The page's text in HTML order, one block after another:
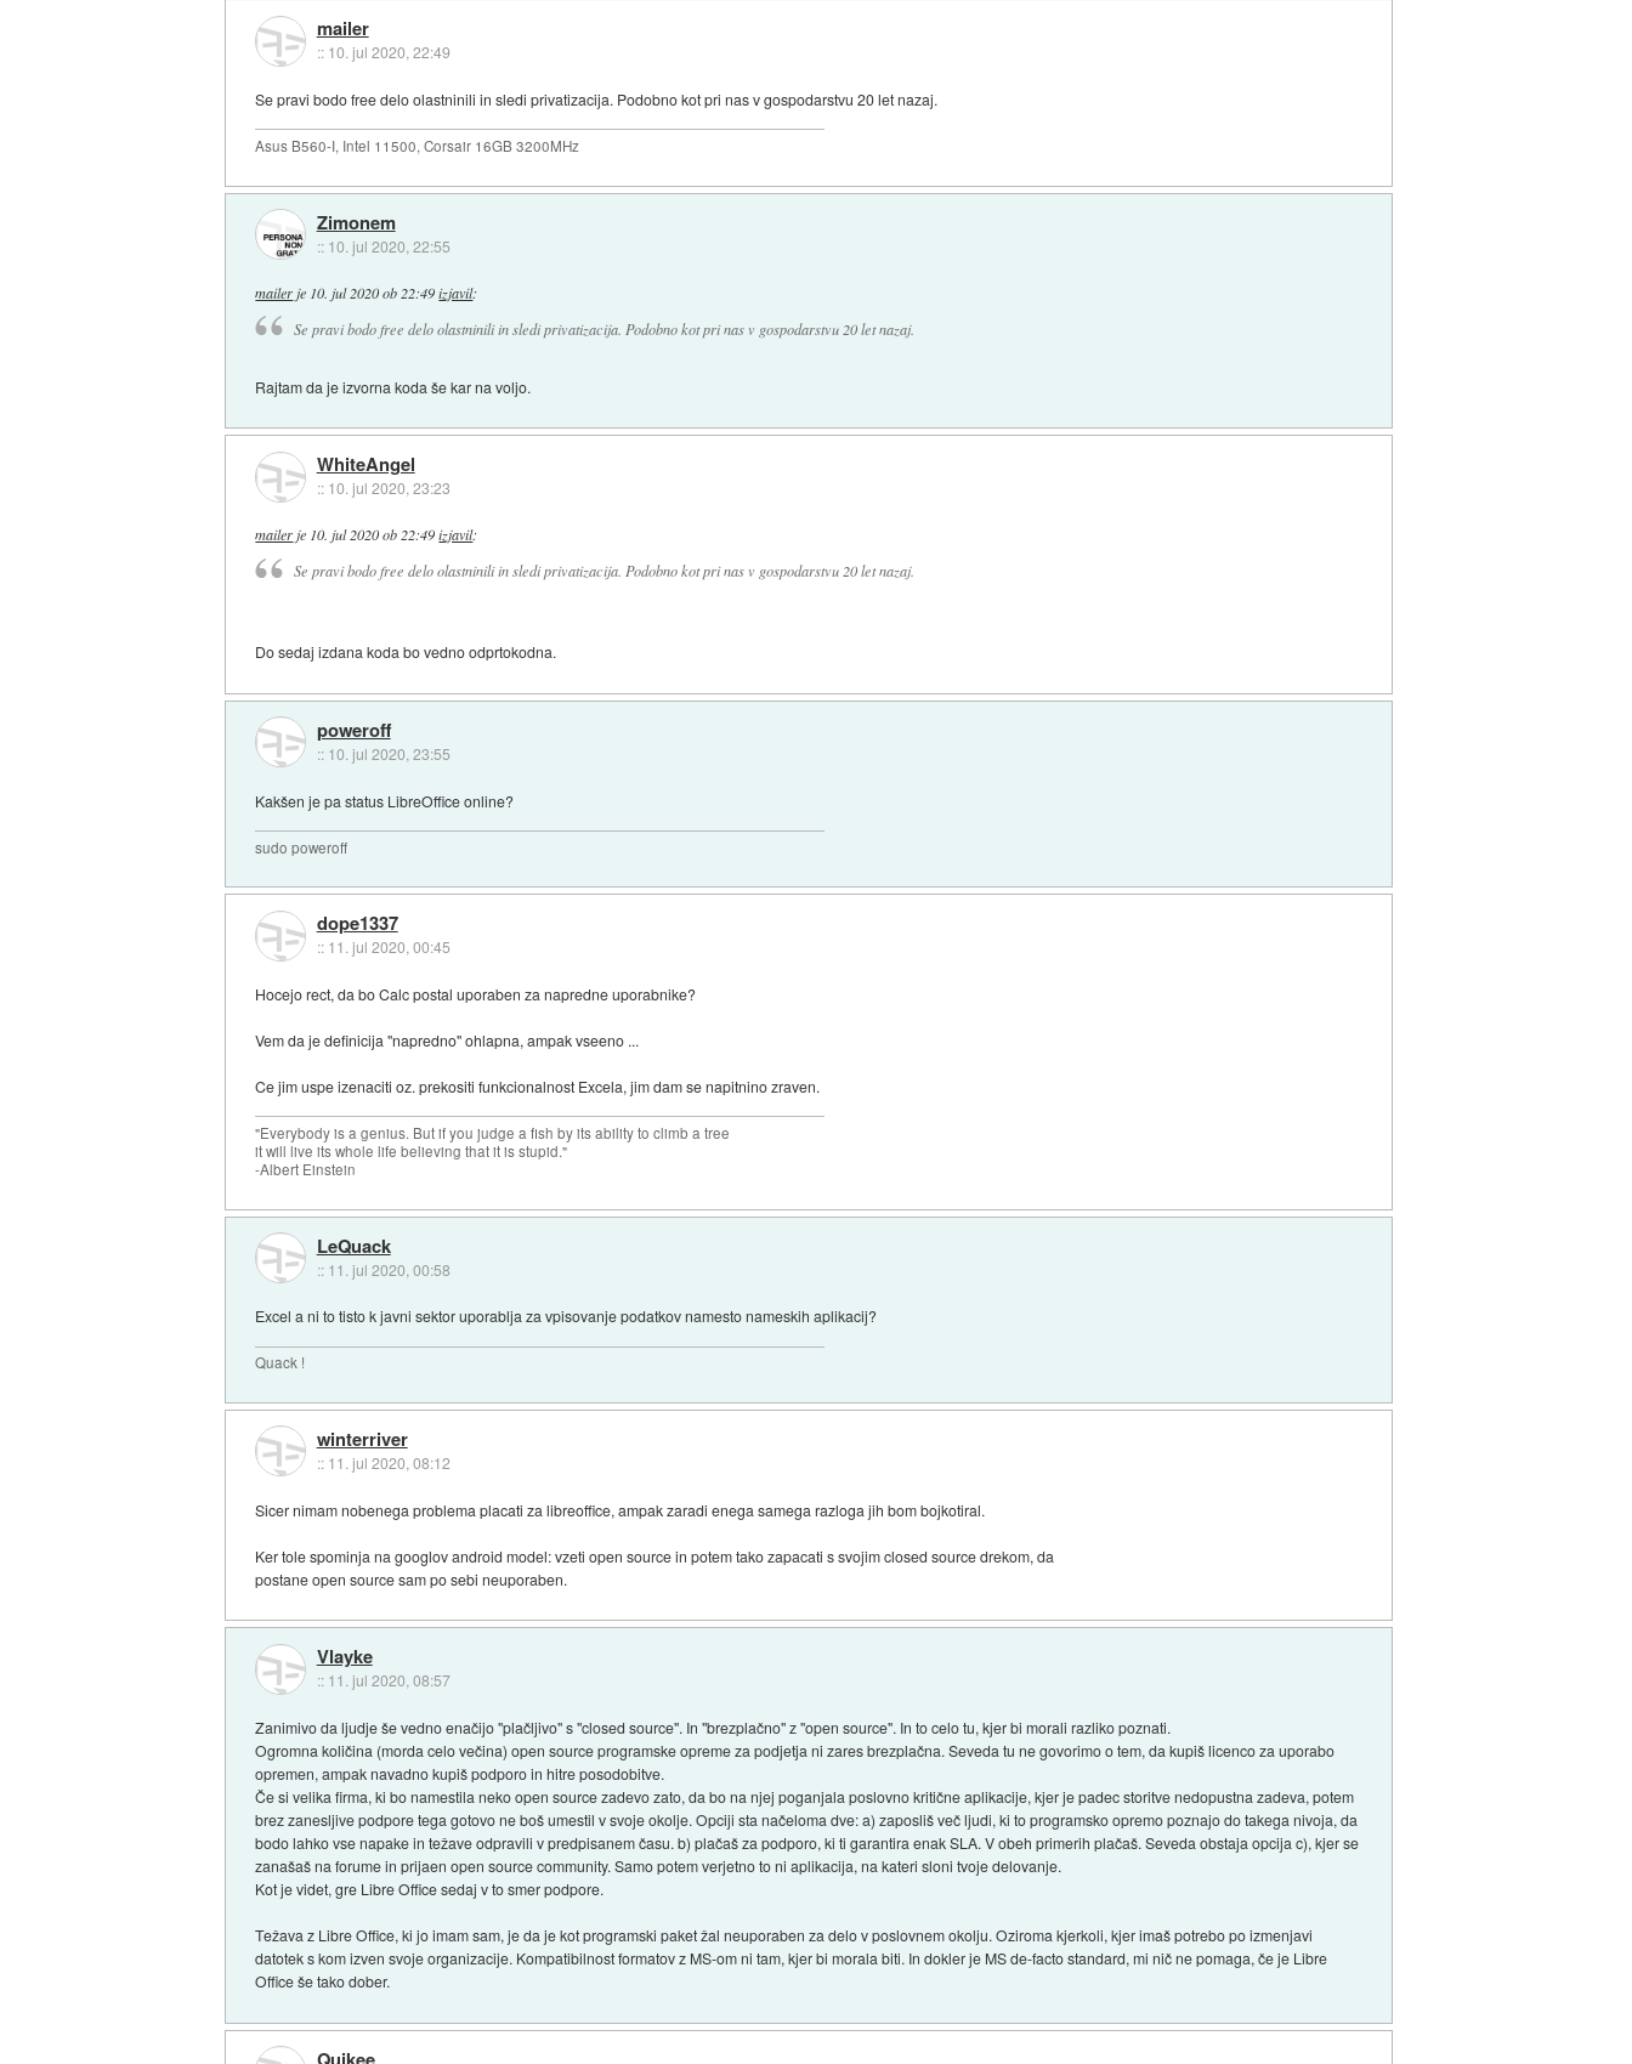
mailer
:: 10. jul 2020, 22:49
Se pravi bodo free delo olastninili in sledi privatizacija. Podobno kot pri nas v gospodarstvu 20 let nazaj.
Asus B560-I, Intel 11500, Corsair 16GB 3200MHz
Zimonem
:: 10. jul 2020, 22:55
mailer je 10. jul 2020 ob 22:49 izjavil:
Se pravi bodo free delo olastninili in sledi privatizacija. Podobno kot pri nas v gospodarstvu 20 let nazaj.
Rajtam da je izvorna koda še kar na voljo.
WhiteAngel
:: 10. jul 2020, 23:23
mailer je 10. jul 2020 ob 22:49 izjavil:
Se pravi bodo free delo olastninili in sledi privatizacija. Podobno kot pri nas v gospodarstvu 20 let nazaj.
Do sedaj izdana koda bo vedno odprtokodna.
poweroff
:: 10. jul 2020, 23:55
Kakšen je pa status LibreOffice online?
sudo poweroff
dope1337
:: 11. jul 2020, 00:45
Hocejo rect, da bo Calc postal uporaben za napredne uporabnike?
Vem da je definicija "napredno" ohlapna, ampak vseeno ...
Ce jim uspe izenaciti oz. prekositi funkcionalnost Excela, jim dam se napitnino zraven.
"Everybody is a genius. But if you judge a fish by its ability to climb a tree
it will live its whole life believing that it is stupid."
-Albert Einstein
LeQuack
:: 11. jul 2020, 00:58
Excel a ni to tisto k javni sektor uporablja za vpisovanje podatkov namesto nameskih aplikacij?
Quack !
winterriver
:: 11. jul 2020, 08:12
Sicer nimam nobenega problema placati za libreoffice, ampak zaradi enega samega razloga jih bom bojkotiral.
Ker tole spominja na googlov android model: vzeti open source in potem tako zapacati s svojim closed source drekom, da
postane open source sam po sebi neuporaben.
Vlayke
:: 11. jul 2020, 08:57
Zanimivo da ljudje še vedno enačijo "plačljivo" s "closed source". In "brezplačno" z "open source". In to celo tu, kjer bi morali razliko poznati.
Ogromna količina (morda celo večina) open source programske opreme za podjetja ni zares brezplačna. Seveda tu ne govorimo o tem, da kupiš licenco za uporabo
opremen, ampak navadno kupiš podporo in hitre posodobitve.
Če si velika firma, ki bo namestila neko open source zadevo zato, da bo na njej poganjala poslovno kritične aplikacije, kjer je padec storitve nedopustna zadeva, potem
brez zanesljive podpore tega gotovo ne boš umestil v svoje okolje. Opciji sta načeloma dve: a) zaposliš več ljudi, ki to programsko opremo poznajo do takega nivoja, da
bodo lahko vse napake in težave odpravili v predpisanem času. b) plačaš za podporo, ki ti garantira enak SLA. V obeh primerih plačaš. Seveda obstaja opcija c), kjer se
zanašaš na forume in prijaen open source community. Samo potem verjetno to ni aplikacija, na kateri sloni tvoje delovanje.
Kot je videt, gre Libre Office sedaj v to smer podpore.
Težava z Libre Office, ki jo imam sam, je da je kot programski paket žal neuporaben za delo v poslovnem okolju. Oziroma kjerkoli, kjer imaš potrebo po izmenjavi
datotek s kom izven svoje organizacije. Kompatibilnost formatov z MS-om ni tam, kjer bi morala biti. In dokler je MS de-facto standard, mi nič ne pomaga, če je Libre
Office še tako dober.
Quikee